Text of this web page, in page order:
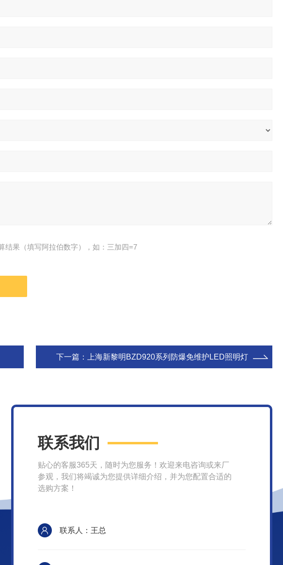
结果（填写阿拉伯数字），如：三加四=7
下一篇： 上海新黎明BZD920系列防爆免维护LED照明灯
联系我们
贴心的客服365天，随时为您服务！欢迎来电咨询或来厂
参观，我们将竭诚为您提供详细介绍，并为您配置合适的
选购方案！
联系人：王总